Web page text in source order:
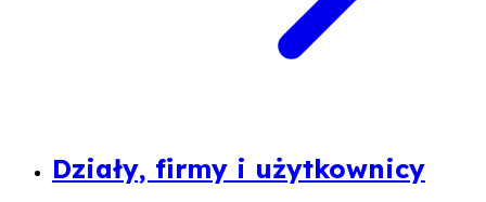
Działy, firmy i użytkownicy